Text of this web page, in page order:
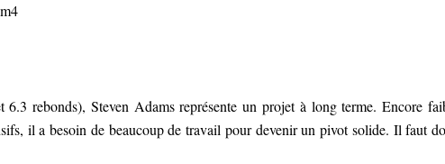
rebonds), Steven Adams représente un projet à long terme. Encore
il a besoin de beaucoup de travail pour devenir un pivot solide. Il faut